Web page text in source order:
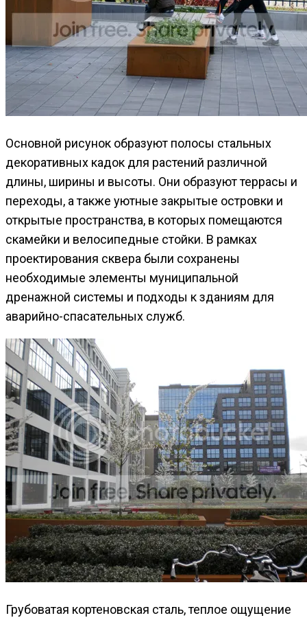
Основной рисунок образуют полосы стальных
декоративных кадок для растений различной
длины, ширины и высоты. Они образуют террасы и
переходы, а также уютные закрытые островки и
открытые пространства, в которых помещаются
скамейки и велосипедные стойки. В рамках
проектирования сквера были сохранены
необходимые элементы муниципальной
дренажной системы и подходы к зданиям для
аварийно-спасательных служб.
Грубоватая кортеновская сталь, теплое ощущение